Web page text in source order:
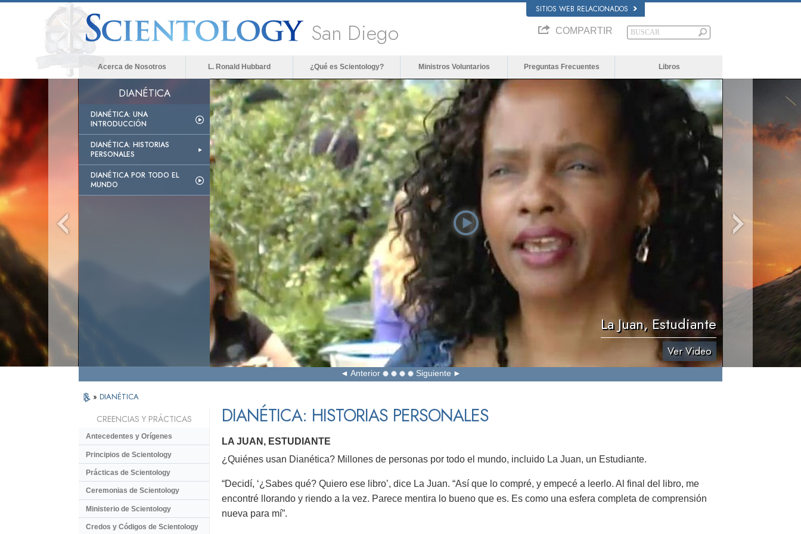
SITIOS WEB RELACIONADOS
San Diego COMPARTIR
Acerca de Nosotros L. Ronald Hubbard ¿Qué es Scientology? Ministros Voluntarios Preguntas Frecuentes Libros
DIANÉTICA
DIANÉTICA: UNA
INTRODUCCIÓN
DIANÉTICA: HISTORIAS
PERSONALES
DIANÉTICA POR TODO EL
MUNDO
La Juan, Estudiante
Ver Video
Anterior Siguiente
» DIANÉTICA
DIANÉTICA: HISTORIAS PERSONALES
LA JUAN, ESTUDIANTE
¿Quiénes usan Dianética? Millones de personas por todo el mundo, incluido La Juan, un Estudiante.
“Decidí, ‘¿Sabes qué? Quiero ese libro’, dice La Juan. “Así que lo compré, y empecé a leerlo. Al final del libro, me
encontré llorando y riendo a la vez. Parece mentira lo bueno que es. Es como una esfera completa de comprensión
nueva para mí”.
CREENCIAS Y PRÁCTICAS
Antecedentes y Orígenes
Principios de Scientology
Prácticas de Scientology
Ceremonias de Scientology
Ministerio de Scientology
Credos y Códigos de Scientology